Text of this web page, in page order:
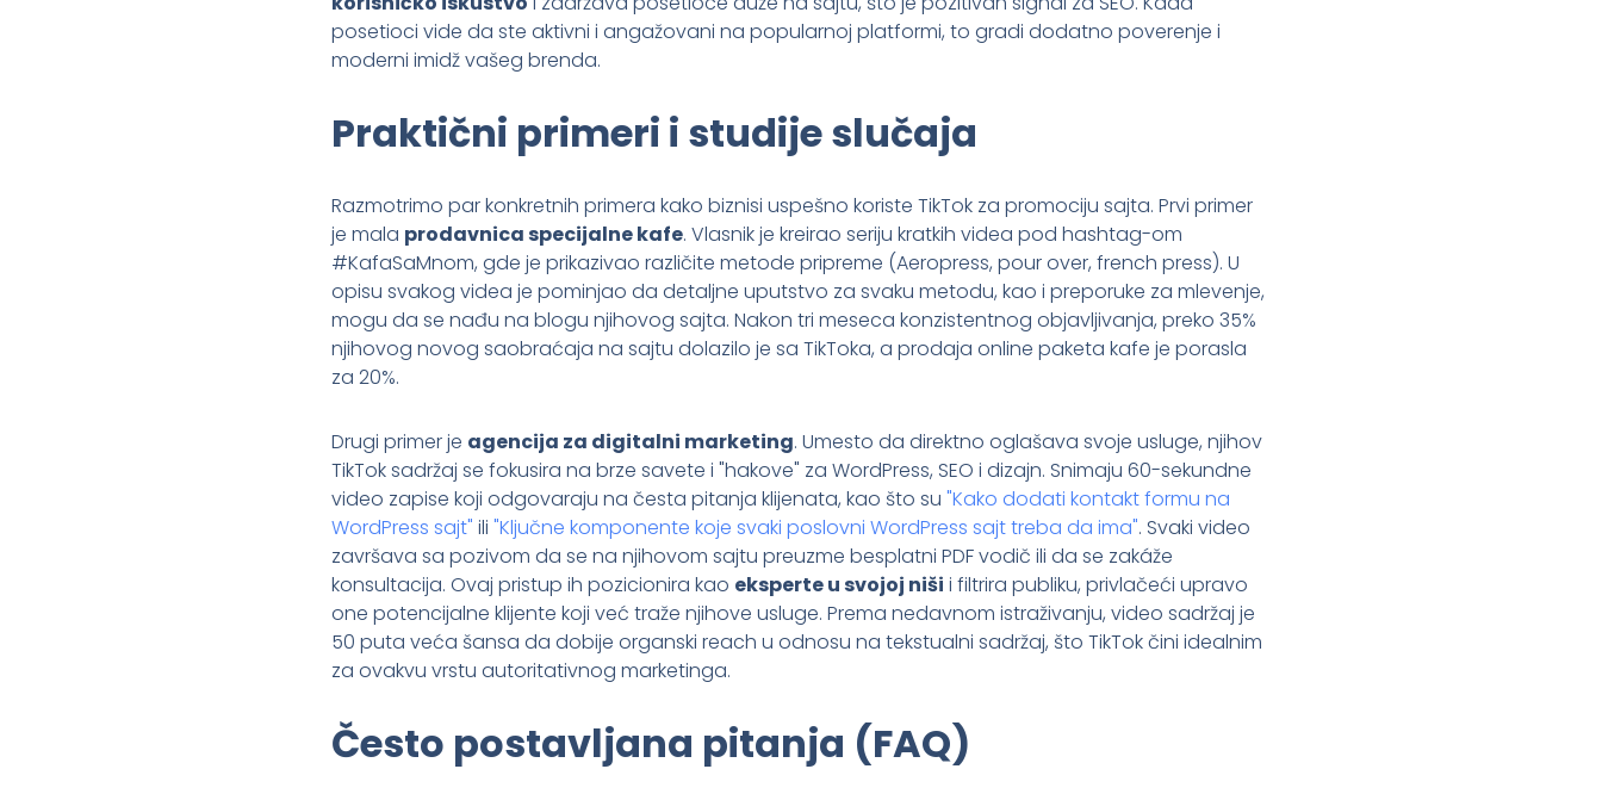
posetioci vide da ste aktivni i angažovani na popularnoj platformi, to gradi dodatno poverenje i
moderni imidž vašeg brenda.
Praktični primeri i studije slučaja
Razmotrimo par konkretnih primera kako biznisi uspešno koriste TikTok za promociju sajta. Prvi primer
je mala prodavnica specijalne kafe. Vlasnik je kreirao seriju kratkih videa pod hashtag-om
#KafaSaMnom, gde je prikazivao različite metode pripreme (Aeropress, pour over, french press). U
opisu svakog videa je pominjao da detaljne uputstvo za svaku metodu, kao i preporuke za mlevenje,
mogu da se nađu na blogu njihovog sajta. Nakon tri meseca konzistentnog objavljivanja, preko 35%
njihovog novog saobraćaja na sajtu dolazilo je sa TikToka, a prodaja online paketa kafe je porasla
za 20%.
Drugi primer je agencija za digitalni marketing. Umesto da direktno oglašava svoje usluge, njihov
TikTok sadržaj se fokusira na brze savete i "hakove" za WordPress, SEO i dizajn. Snimaju 60-sekundne
video zapise koji odgovaraju na česta pitanja klijenata, kao što su "Kako dodati kontakt formu na
WordPress sajt" ili "Ključne komponente koje svaki poslovni WordPress sajt treba da ima". Svaki video
završava sa pozivom da se na njihovom sajtu preuzme besplatni PDF vodič ili da se zakáže
konsultacija. Ovaj pristup ih pozicionira kao eksperte u svojoj niši i filtrira publiku, privlačeći upravo
one potencijalne klijente koji već traže njihove usluge. Prema nedavnom istraživanju, video sadržaj je
50 puta veća šansa da dobije organski reach u odnosu na tekstualni sadržaj, što TikTok čini idealnim
za ovakvu vrstu autoritativnog marketinga.
Često postavljana pitanja (FAQ)